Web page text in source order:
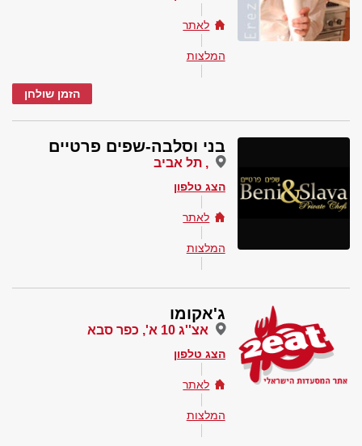
לאתר
המלצות
הזמן שולחן
בני וסלבה-שפים פרטיים
, תל אביב
הצג טלפון
לאתר
המלצות
ג'אקומו
אצ''ג 10 א', כפר סבא
הצג טלפון
לאתר
המלצות